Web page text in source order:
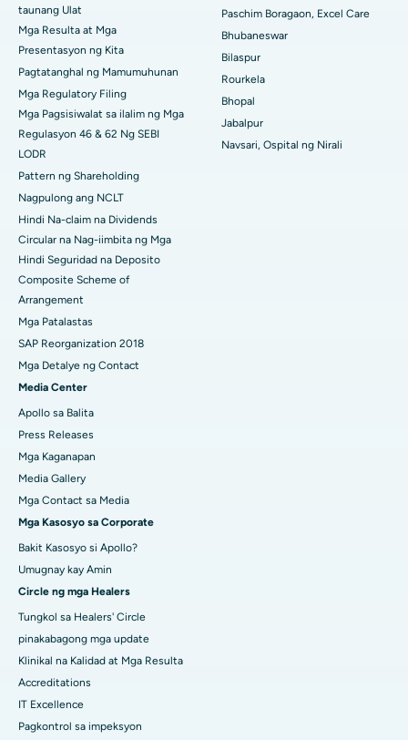
Pinakamahusay na Ospital sa Jayanagar, Bangalore
Pinakamahusay na Ospital sa KK Nagar, Madurai
Pinakamahusay na Ospital sa Ramji Nagar, Nellore
Pinakamahusay na Ospital sa Sektor-19, Rourkela
Pinakamahusay na Ospital sa Swargate, Pune
Pinakamahusay na Ospital ng Kanser ng Kababaihan sa Timog
taunang Ulat
Mga Resulta at Mga
Presentasyon ng Kita
Pagtatanghal ng Mamumuhunan
Mga Regulatory Filing
Mga Pagsisiwalat sa ilalim ng Mga
Regulasyon 46 & 62 Ng SEBI
LODR
Pattern ng Shareholding
Nagpulong ang NCLT
Hindi Na-claim na Dividends
Circular na Nag-iimbita ng Mga
Hindi Seguridad na Deposito
Composite Scheme of
Arrangement
Mga Patalastas
SAP Reorganization 2018
Mga Detalye ng Contact
Media Center
Apollo sa Balita
Press Releases
Mga Kaganapan
Media Gallery
Mga Contact sa Media
Mga Kasosyo sa Corporate
Bakit Kasosyo si Apollo?
Umugnay kay Amin
Circle ng mga Healers
Tungkol sa Healers' Circle
pinakabagong mga update
Klinikal na Kalidad at Mga Resulta
Accreditations
IT Excellence
Pagkontrol sa impeksyon
Paschim Boragaon, Excel Care
Bhubaneswar
Bilaspur
Rourkela
Bhopal
Jabalpur
Navsari, Ospital ng Nirali